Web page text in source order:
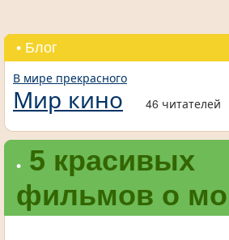
• Блог
В мире прекрасного
Мир кино 46 читателей
• 5 красивых
фильмов о